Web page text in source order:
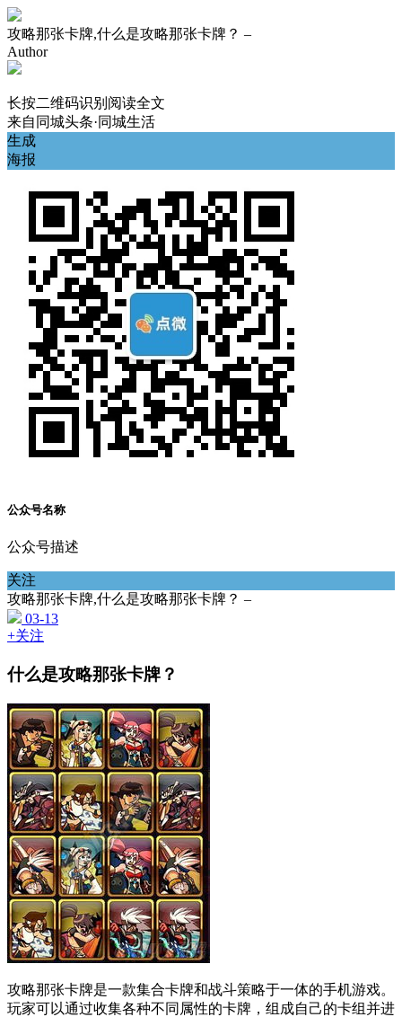
攻略那张卡牌,什么是攻略那张卡牌？ –
Author
长按二维码识别阅读全文
来自 同城头条·同城生活
生成
海报
公众号名称
公众号描述
关注
攻略那张卡牌,什么是攻略那张卡牌？ –
03-13
+关注
什么是攻略那张卡牌？
攻略那张卡牌是一款集合卡牌和战斗策略于一体的手机游戏。
玩家可以通过收集各种不同属性的卡牌，组成自己的卡组并进